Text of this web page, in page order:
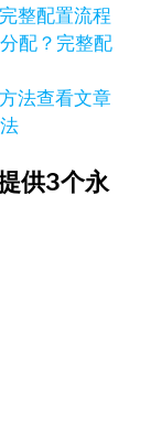
配？完整配
查看文章
供3个永